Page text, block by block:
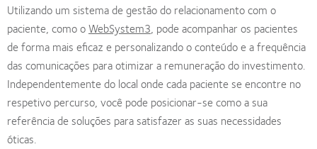
Utilizando um sistema de gestão do relacionamento com o
paciente, como oWebSystem3, pode acompanhar os pacientes
de forma mais eficaz e personalizando o conteúdo e a frequência
das comunicações para otimizar a remuneração do investimento.
Independentemente do local onde cada paciente se encontre no
respetivo percurso, você pode posicionar-se como a sua
referência de soluções para satisfazer as suas necessidades
óticas.